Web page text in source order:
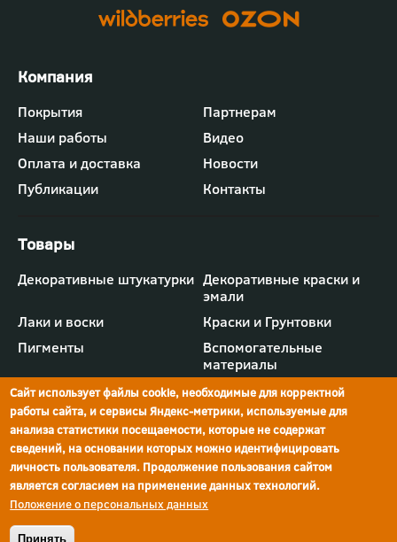
г.Ростов-на-Дону,
ул.Мечникова, д.134
просп. Шолохова, 211/4,
Ростов-на-Дону
Футер
-
меню
"Компания"
Покрытия
Партнерам
Наши работы
Видео
Оплата и доставка
Новости
Публикации
Контакты
Футер
-
меню
"Товары"
Декоративные штукатурки Декоративные краски и
эмали
Лаки и воски
Краски и Грунтовки
Пигменты
Вспомогательные
материалы
Политика конфиденциальности
Реквизиты компании
Сайт использует файлы cookie, необходимые для корректной
работы сайта, и сервисы Яндекс-метрики, используемые для
анализа статистики посещаемости, которые не содержат
сведений, на основании которых можно идентифицировать
личность пользователя. Продолжение пользования сайтом
является согласием на применение данных технологий.
Положение о персональных данных
Принять